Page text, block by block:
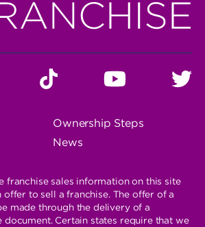
tiktok You
Ownership Steps
News
franchise sales information on this site
to sell a franchise. The offer of a
made through the delivery of a
document. Certain states require that we